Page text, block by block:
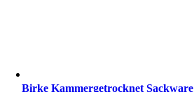
Birke Kammergetrocknet Sackware